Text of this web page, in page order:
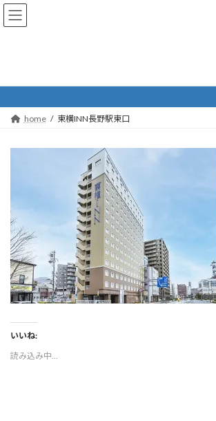
コ
ン
ス
ナ
ビ
ン
home 東横INN長野駅東口
いいね:
読み込み中…